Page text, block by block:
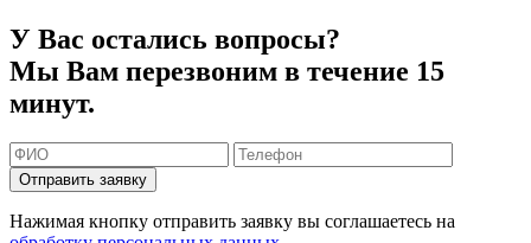
У Вас остались вопросы?
Мы Вам перезвоним в течение 15
минут.
Отправить заявку
Нажимая кнопку отправить заявку вы соглашаетесь на